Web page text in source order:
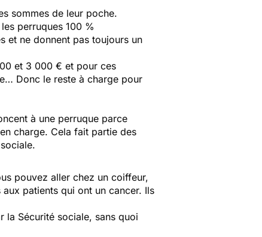
sommes de leur poche.
perruques 100 %
et ne donnent pas toujours un
et 3 000 € et pour ces
Donc le reste à charge pour
à une perruque parce
charge. Cela fait partie des
pouvez aller chez un coiffeur,
patients qui ont un cancer. Ils
la Sécurité sociale, sans quoi